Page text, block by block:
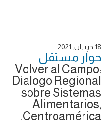
18 حَزِيرَان, 2021
حوار ‎مستقل
Volver al Campo:
Dialogo Regional
sobre Sistemas
Alimentarios,
Centroamérica.